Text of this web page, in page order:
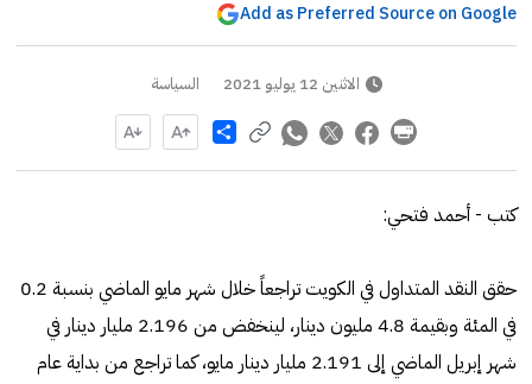
Add as Preferred Source on Google
الاثنين 12 يوليو 2021 السياسة
Share
كتب - أحمد فتحي:
حقق النقد المتداول في الكويت تراجعاً خلال شهر مايو الماضي بنسبة 0.2
في المئة وبقيمة 4.8 مليون دينار، لينخفض من 2.196 مليار دينار في
شهر إبريل الماضي إلى 2.191 مليار دينار مايو، كما تراجع من بداية عام